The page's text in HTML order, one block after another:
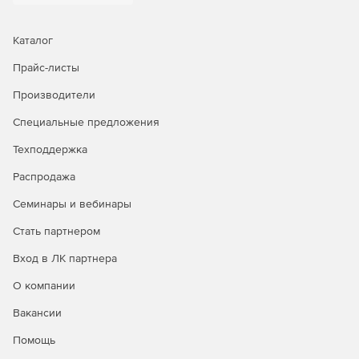
Каталог
Прайс-листы
Производители
Специальные предложения
Техподдержка
Распродажа
Семинары и вебинары
Стать партнером
Вход в ЛК партнера
О компании
Вакансии
Помощь